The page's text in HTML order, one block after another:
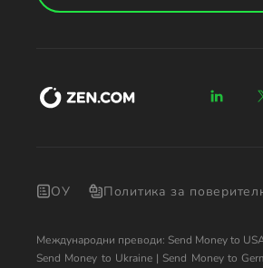
ОУ Политика за
Международни преводи: Send Money to
Send Money to Ukraine| Send Money to